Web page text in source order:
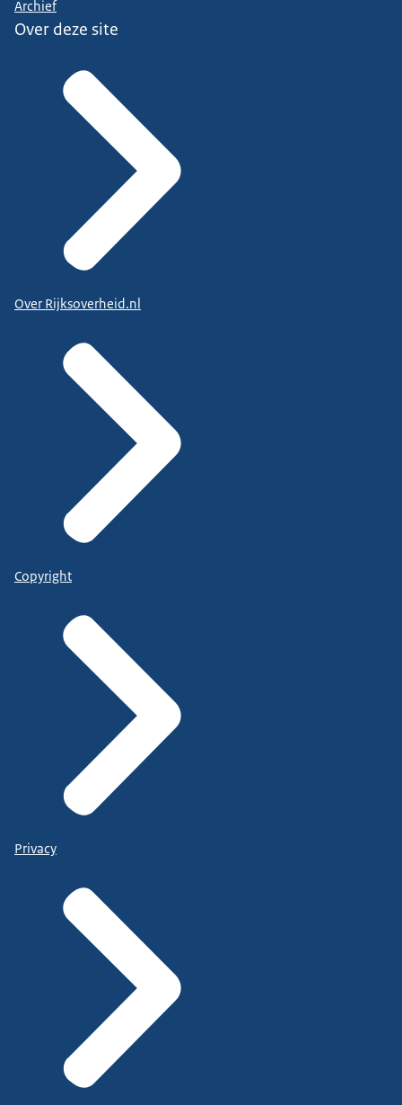
Archief
Over deze site
Over Rijksoverheid.nl
Copyright
Privacy